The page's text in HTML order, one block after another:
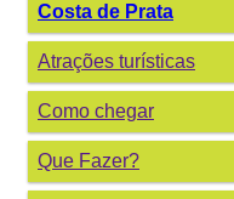
Costa de Prata
Atrações turísticas
Como chegar
Que Fazer?